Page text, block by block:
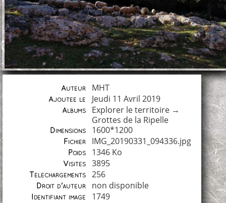
Auteur MHT
Ajoutée le Jeudi 11 Avril 2019
Albums Explorer le territoire→
Grottes de la Ripelle
Dimensions 1600*1200
Fichier IMG_20190331_094336.jpg
Poids 1346 Ko
Visites 3895
Téléchargements 256
Droit d'auteur non disponible
Identifiant image 1749